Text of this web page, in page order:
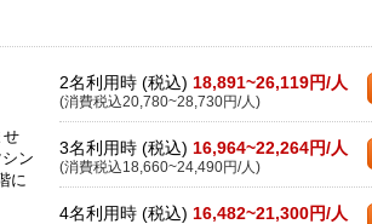
せ
ン
に
2名利用時 (税込) 18,891~26,119円/人
(消費税込20,780~28,730円/人)
3名利用時 (税込) 16,964~22,264円/人
(消費税込18,660~24,490円/人)
4名利用時 (税込) 16,482~21,300円/人